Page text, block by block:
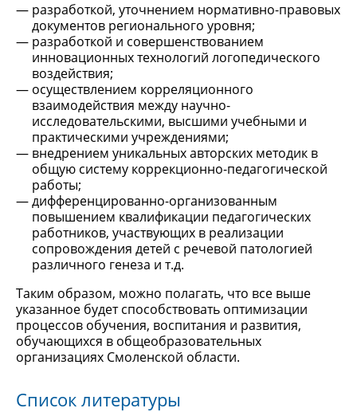
разработкой, уточнением нормативно-правовых
документов регионального уровня;
разработкой и совершенствованием
инновационных технологий логопедического
воздействия;
осуществлением корреляционного
взаимодействия между научно-
исследовательскими, высшими учебными и
практическими учреждениями;
внедрением уникальных авторских методик в
общую систему коррекционно-педагогической
работы;
дифференцированно-организованным
повышением квалификации педагогических
работников, участвующих в реализации
сопровождения детей с речевой патологией
различного генеза и т.д.
Таким образом, можно полагать, что все выше
указанное будет способствовать оптимизации
процессов обучения, воспитания и развития,
обучающихся в общеобразовательных
организациях Смоленской области.
Список литературы